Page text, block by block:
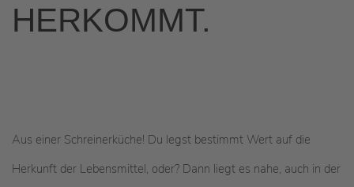
HERKOMMT.
Aus einer Schreinerküche! Du legst bestimmt Wert auf die
Herkunft der Lebensmittel, oder? Dann liegt es nahe, auch in der